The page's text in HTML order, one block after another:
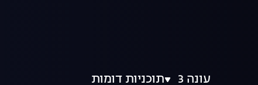
עונה 3 תוכניות דומות